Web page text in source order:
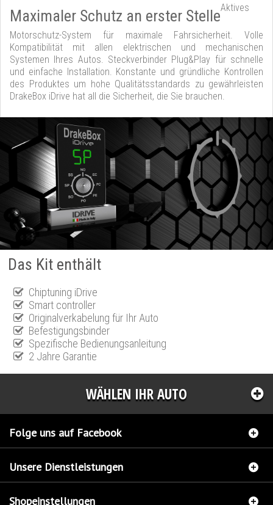
Maximaler Schutz an erster StelleAktives
Motorschutz-System für maximale Fahrsicherheit. Volle
Kompatibilität mit allen elektrischen und mechanischen
Systemen Ihres Autos. Steckverbinder Plug&Play für schnelle
und einfache Installation. Konstante und gründliche Kontrollen
des Produktes um hohe Qualitätsstandards zu gewährleisten
DrakeBox iDrive hat all die Sicherheit, die Sie brauchen.
Das Kit enthält
Chiptuning iDrive
Smart controller
Originalverkabelung für Ihr Auto
Befestigungsbinder
Spezifische Bedienungsanleitung
2 Jahre Garantie
WÄHLEN IHR AUTO
Folge uns auf Facebook
Unsere Dienstleistungen
Shopeinstellungen